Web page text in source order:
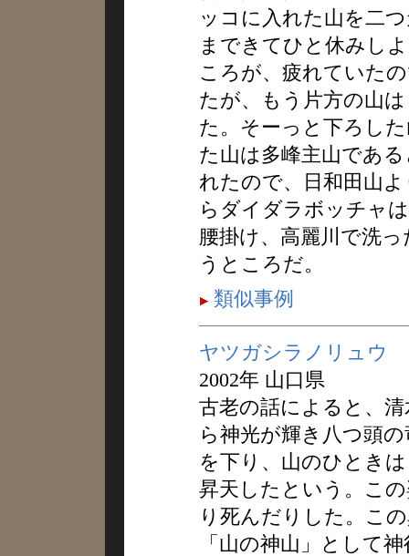
ッコに入れた山を二
まできてひと休みし
ころが、疲れていた
たが、もう片方の山
た。そーっと下ろし
た山は多峰主山であ
れたので、日和田山
らダイダラボッチャ
腰掛け、高麗川で洗
うところだ。
類似事例
ヤツガシラノリュウ
2002年 山口県
古老の話によると、
ら神光が輝き八つ頭
を下り、山のひとき
昇天したという。こ
り死んだりした。こ
「山の神山」として